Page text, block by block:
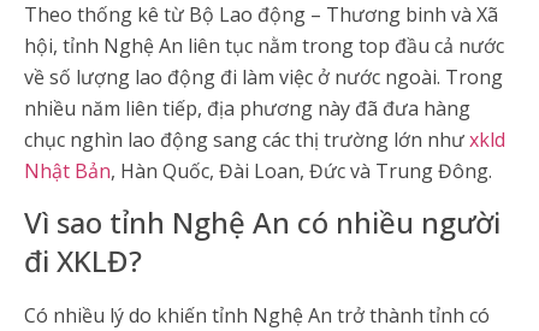
Theo thống kê từ Bộ Lao động – Thương binh và Xã
hội, tỉnh Nghệ An liên tục nằm trong top đầu cả nước
về số lượng lao động đi làm việc ở nước ngoài. Trong
nhiều năm liên tiếp, địa phương này đã đưa hàng
chục nghìn lao động sang các thị trường lớn nhưxkld
Nhật Bản, Hàn Quốc, Đài Loan, Đức và Trung Đông.
Vì sao tỉnh Nghệ An có nhiều người
đi XKLĐ?
Có nhiều lý do khiến tỉnh Nghệ An trở thành tỉnh có